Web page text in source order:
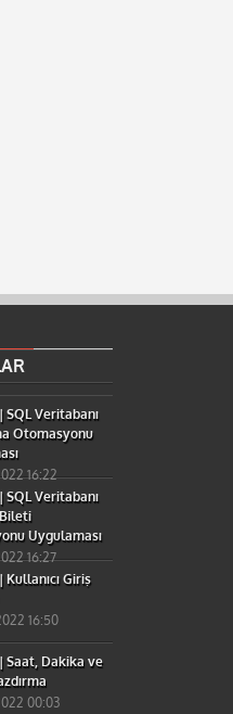
SQL Veritabanı
Otomasyonu
16:22
SQL Veritabanı
Uygulaması
16:27
Kullanıcı Giriş
16:50
Saat, Dakika ve
00:03